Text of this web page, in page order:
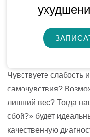
Чувствуете слабость
самочувствия?
лишний вес? Тогда
сбой?» будет
качественную